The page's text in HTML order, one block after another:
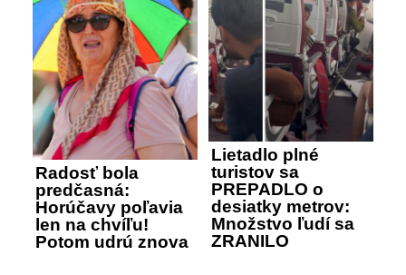
Radosť bola
predčasná:
Horúčavy poľavia
len na chvíľu!
Potom udrú znova
Lietadlo plné
turistov sa
PREPADLO o
desiatky metrov:
Množstvo ľudí sa
ZRANILO